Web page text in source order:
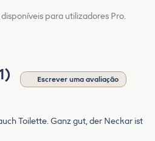
para utilizadores Pro.
Escrever uma avaliação
Toilette. Ganz gut, der Neckar ist